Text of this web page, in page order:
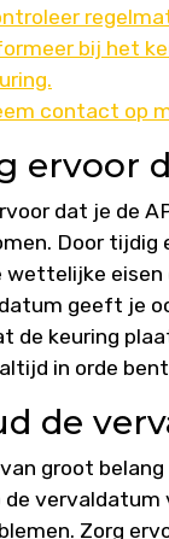
bij het
contact op
ervoor
dat je de
Door tijdig
wettelijke eisen
geeft je
de keuring
in orde
de
groot
de vervaldatum
Zorg